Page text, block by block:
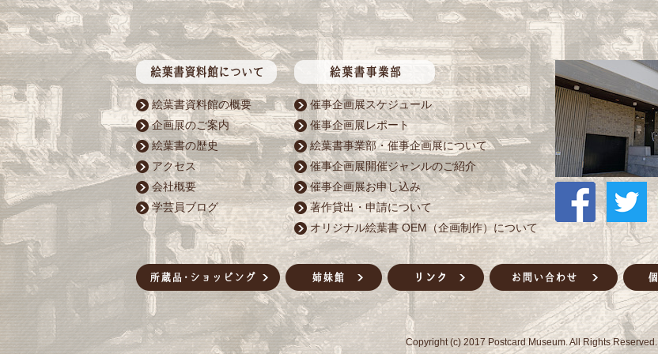
絵葉書資料館の概要
企画展のご案内
絵葉書の歴史
アクセス
会社概要
学芸員ブログ
催事企画展スケジュール
催事企画展レポート
絵葉書事業部・催事企画展について
催事企画展開催ジャンルのご紹介
催事企画展お申し込み
著作貸出・申請について
オリジナル絵葉書 OEM（企画制作）について
Copyright (c) 2017 Postcard Museum. All Rights Reserved.